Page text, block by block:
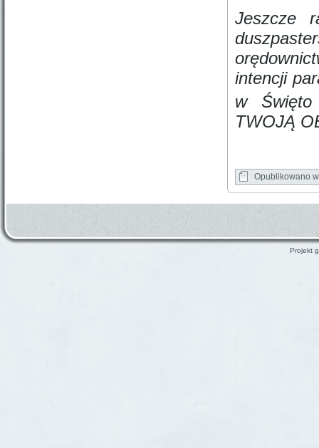
Jeszcze
intencji
w
TWOJĄ
Opublikowano w
Projekt